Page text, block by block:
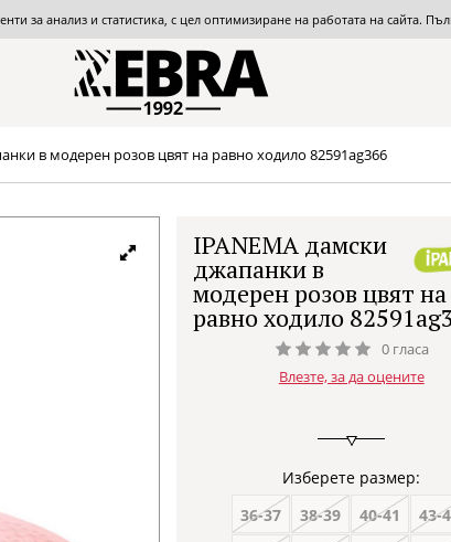
за анализ и статистика, с цел оптимизиране на работата на сайта.
в модерен розов цвят на равно ходило 82591ag366
IPANEMA дамски
джапанки в
модерен розов цвят на
равно ходило
0 гласа
Влезте, за да оцените
Изберете размер:
36-37
38-39 40-41
43-